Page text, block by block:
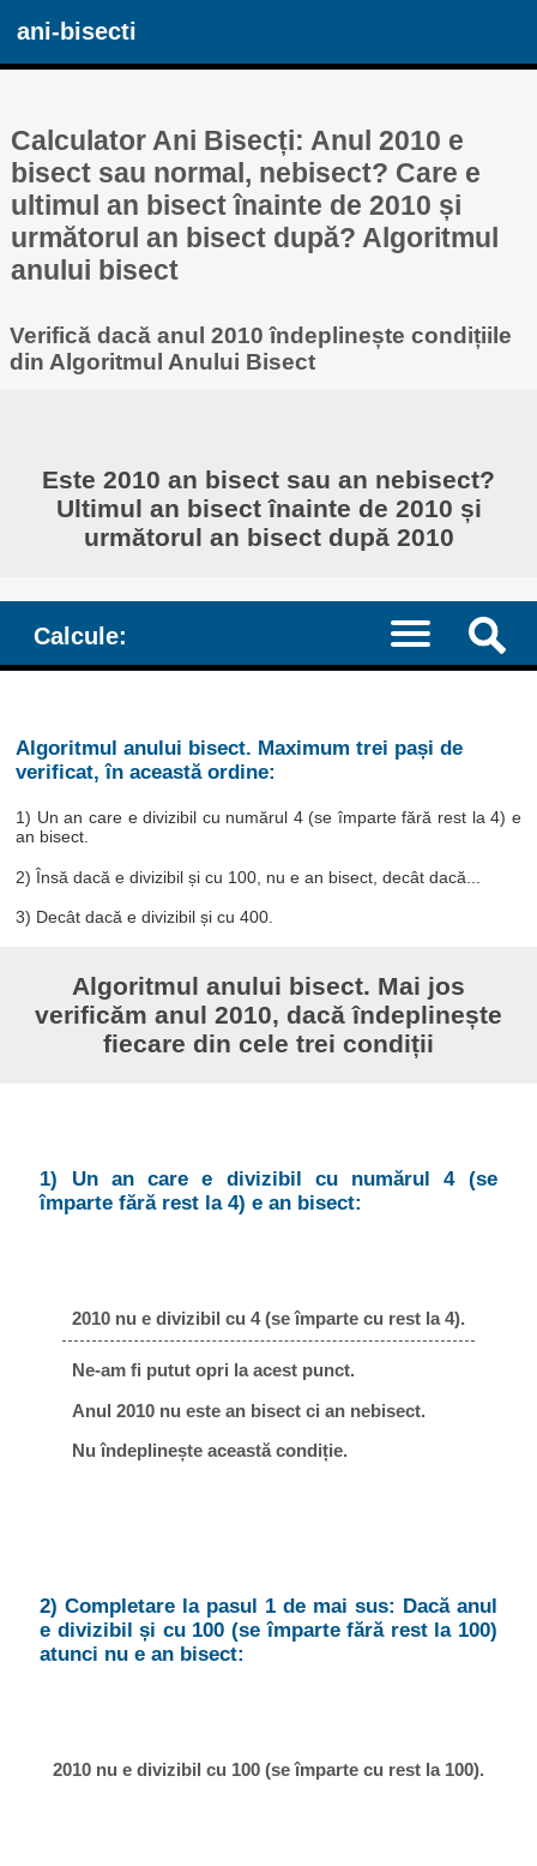
ani-bisecti
Calculator Ani Bisecți: Anul 2010 e
bisect sau normal, nebisect? Care e
ultimul an bisect înainte de 2010 și
următorul an bisect după? Algoritmul
anului bisect
Verifică dacă anul 2010 îndeplinește condițiile
din Algoritmul Anului Bisect
Este 2010 an bisect sau an nebisect?
Ultimul an bisect înainte de 2010 și
următorul an bisect după 2010
Calcule:
Algoritmul anului bisect. Maximum trei pași de
verificat, în această ordine:
1) Un an care e divizibil cu numărul 4 (se împarte fără rest la 4) e
an bisect.
2) Însă dacă e divizibil și cu 100, nu e an bisect, decât dacă...
3) Decât dacă e divizibil și cu 400.
Algoritmul anului bisect. Mai jos
verificăm anul 2010, dacă îndeplinește
fiecare din cele trei condiții
1) Un an care e divizibil cu numărul 4 (se
împarte fără rest la 4) e an bisect:
2010 nu e divizibil cu 4 (se împarte cu rest la 4).
Ne-am fi putut opri la acest punct.
Anul 2010 nu este an bisect ci an nebisect.
Nu îndeplinește această condiție.
2) Completare la pasul 1 de mai sus: Dacă anul
e divizibil și cu 100 (se împarte fără rest la 100)
atunci nu e an bisect:
2010 nu e divizibil cu 100 (se împarte cu rest la 100).